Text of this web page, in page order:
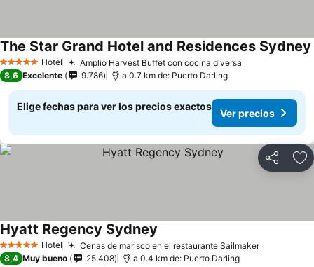
5 Estrellas Hotel Amplio Harvest Buffet con cocina diversa
The Star Grand Hotel and Residences Sydney
8,6 Excelente 9.786 a 0.7 km de: Puerto Darling
Elige fechas para ver los precios exactos
Ver precios
Compartir
5 Estrellas Hotel Cenas de marisco en el restaurante SailmakerVer
Hyatt Regency Sydney
8,4 Muy bueno 25.408 a 0.4 km de: Puerto Darling